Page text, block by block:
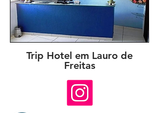
Trip Hotel em Lauro de
Freitas